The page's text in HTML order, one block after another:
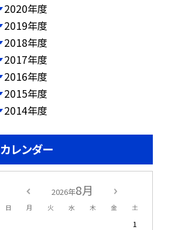
2020年度
2019年度
2018年度
2017年度
2016年度
2015年度
2014年度
カレンダー
2026年8月
日 月 火 水 木 金 土
1